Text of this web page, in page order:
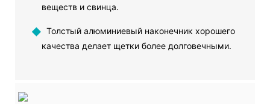
веществ и свинца.
◆ Толстый алюминиевый наконечник хорошего
качества делает щетки более долговечными.